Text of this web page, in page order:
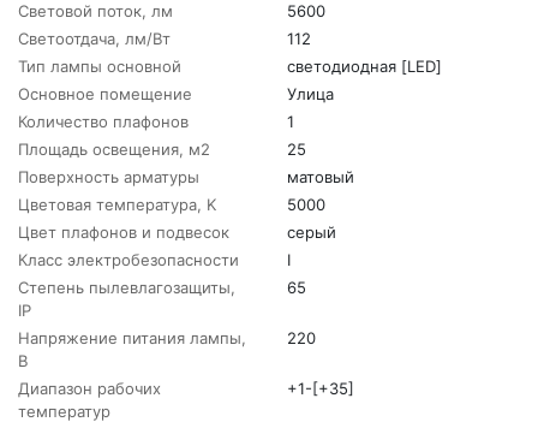
Световой поток, лм
5600
Светоотдача, лм/Вт
112
Тип лампы основной
светодиодная [LED]
Основное помещение
Улица
Количество плафонов
1
Площадь освещения, м2
25
Поверхность арматуры
матовый
Цветовая температура, K
5000
Цвет плафонов и подвесок
серый
Класс электробезопасности
I
Степень пылевлагозащиты,
IP
65
Напряжение питания лампы,
В
220
Диапазон рабочих
температур
+1-[+35]